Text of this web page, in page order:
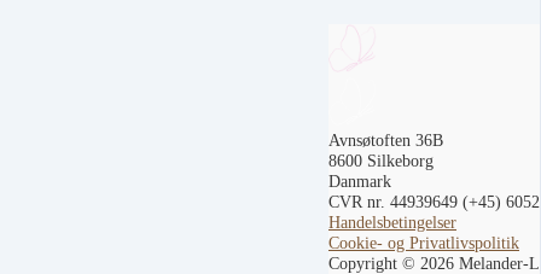
Avnsøtoften 36B
8600 Silkeborg
Danmark
CVR nr. 44939649 (+45)
Handelsbetingelser
Cookie- og Privatlivspolitik
Copyright © 2026 Melander-